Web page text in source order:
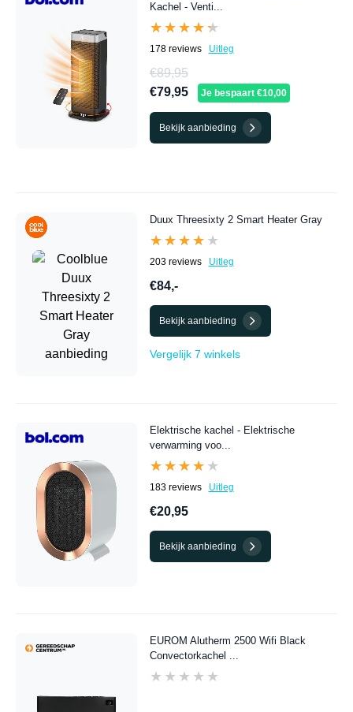
Kachel - Venti...
★★★★★
★★★★★
178 reviews Uitleg
€89,95
€79,95
Je bespaart €10,00
Bekijk aanbieding
Duux Threesixty 2 Smart Heater Gray
★★★★★
★★★★★
203 reviews Uitleg
€84,-
Bekijk aanbieding
Vergelijk 7 winkels
Elektrische kachel - Elektrische
verwarming voo...
★★★★★
★★★★★
183 reviews Uitleg
€20,95
Bekijk aanbieding
EUROM Alutherm 2500 Wifi Black
Convectorkachel ...
★★★★★
★★★★★